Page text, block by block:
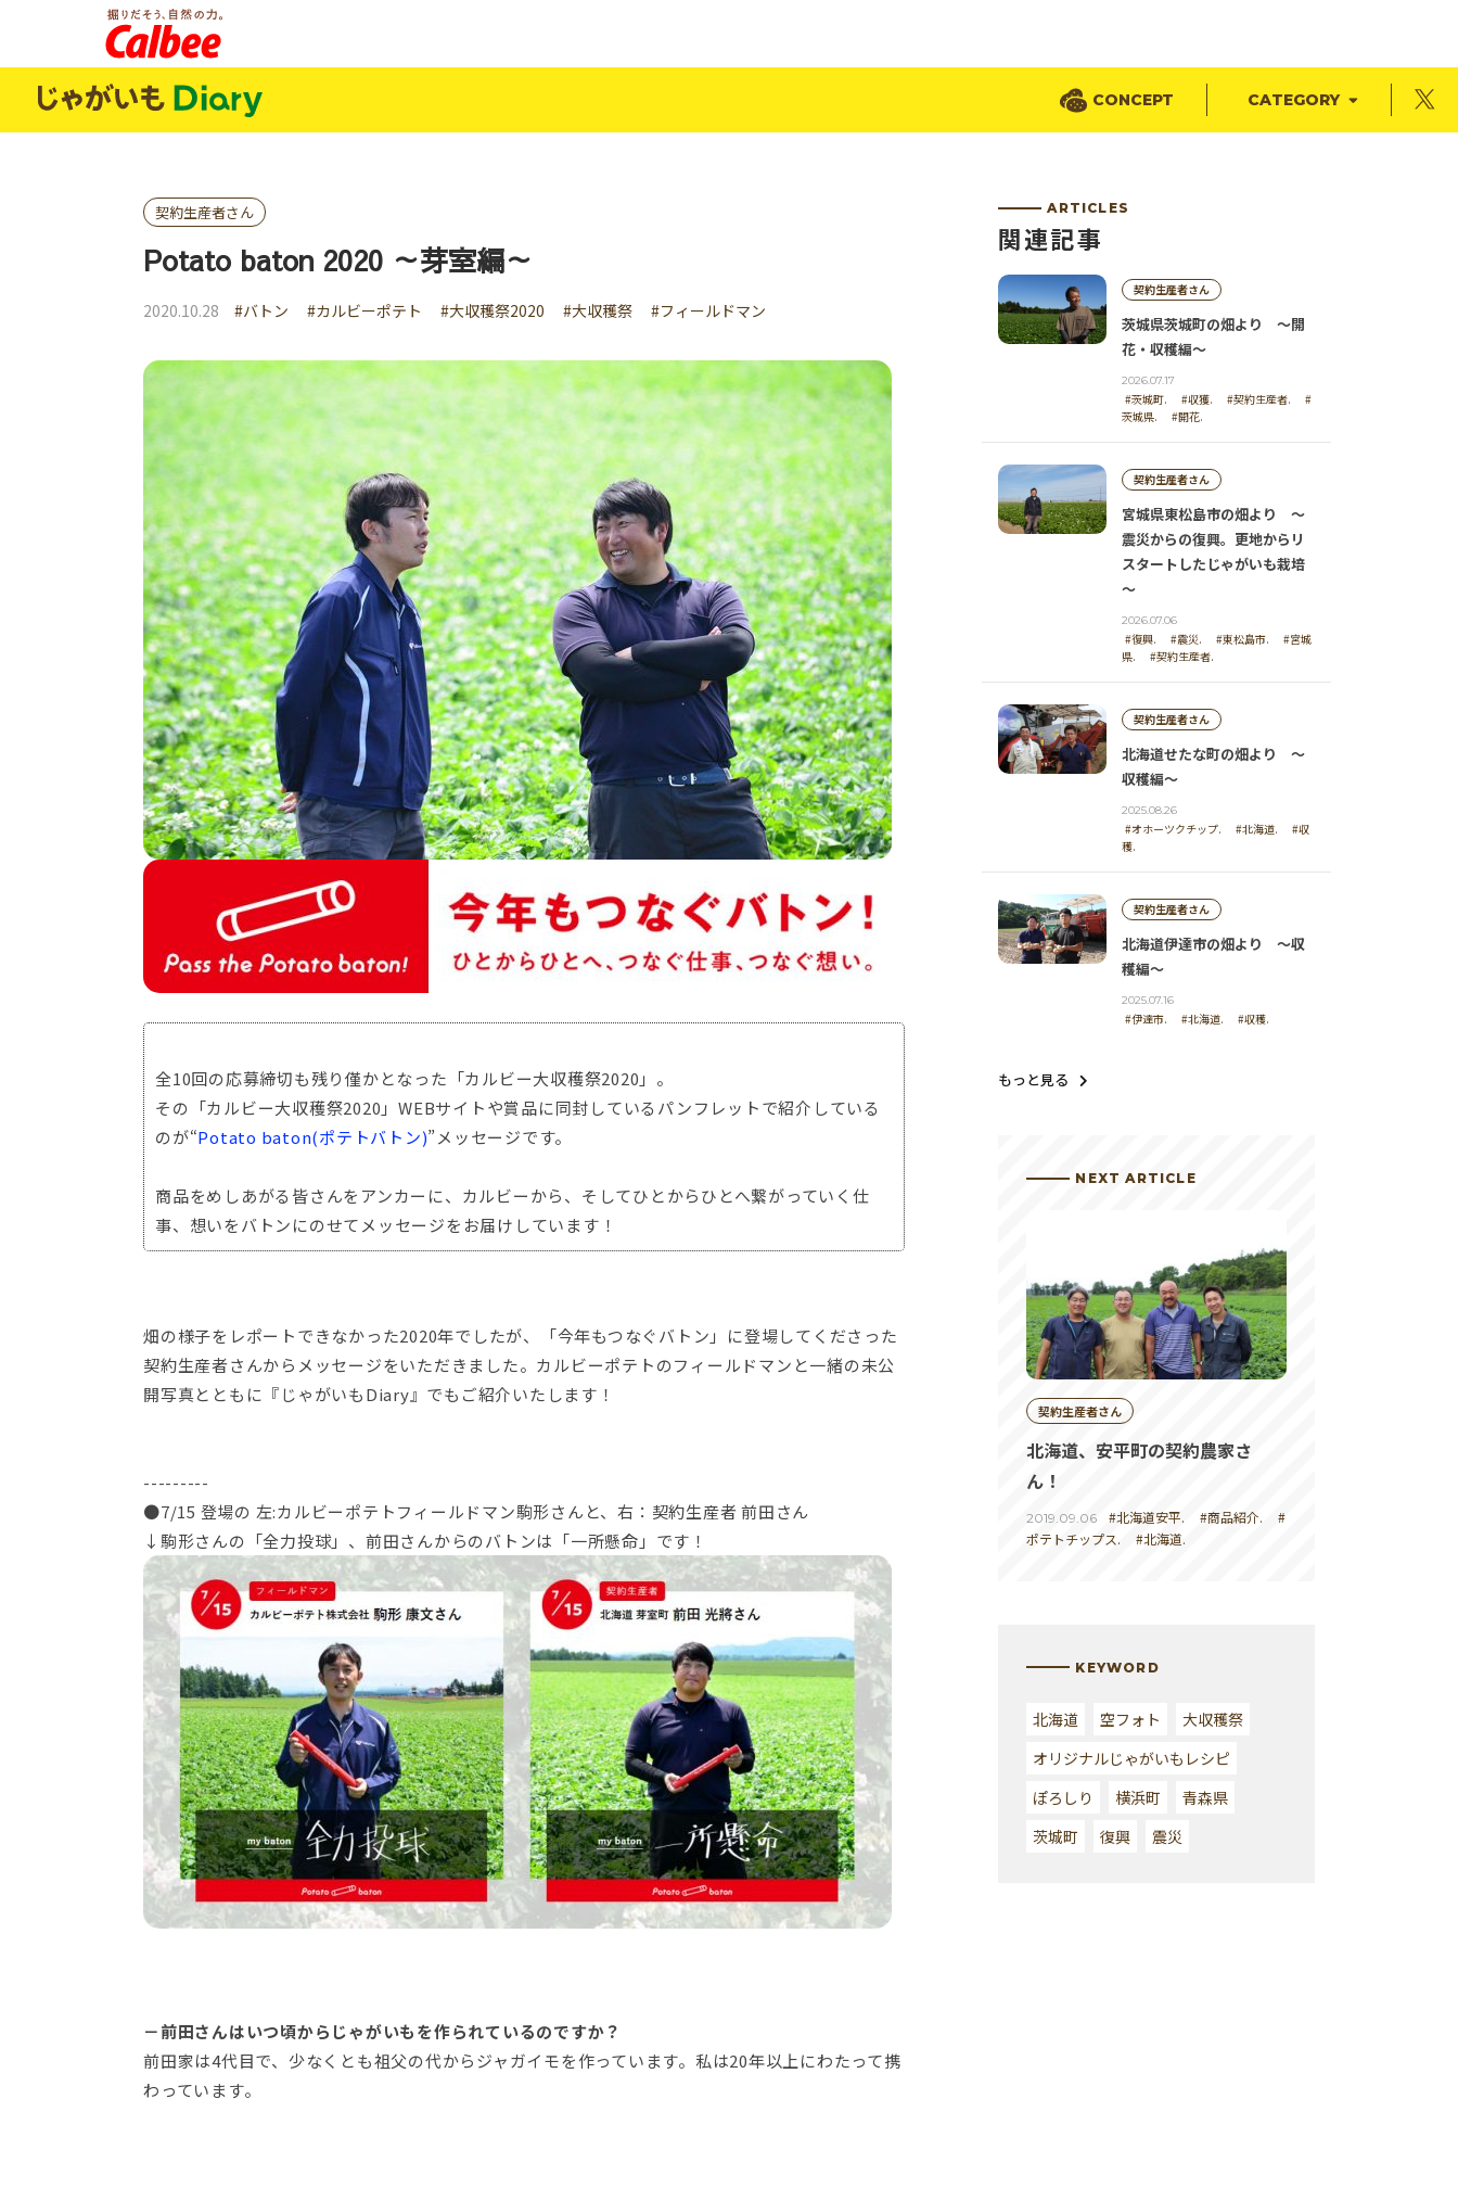
CONCEPT CATEGORY
契約生産者さん
Potato baton 2020 ～芽室編～
2020.10.28 #バトン #カルビーポテト #大収穫祭2020 #大収穫祭 #フィールドマン
全10回の応募締切も残り僅かとなった「カルビー大収穫祭2020」。
その「カルビー大収穫祭2020」WEBサイトや賞品に同封しているパンフレットで紹介している
のが“Potato baton(ポテトバトン)”メッセージです。
商品をめしあがる皆さんをアンカーに、カルビーから、そしてひとからひとへ繋がっていく仕
事、想いをバトンにのせてメッセージをお届けしています！
畑の様子をレポートできなかった2020年でしたが、「今年もつなぐバトン」に登場してくださった
契約生産者さんからメッセージをいただきました。カルビーポテトのフィールドマンと一緒の未公
開写真とともに『じゃがいもDiary』でもご紹介いたします！
---------
●7/15 登場の 左:カルビーポテトフィールドマン駒形さんと、右：契約生産者 前田さん
↓駒形さんの「全力投球」、前田さんからのバトンは「一所懸命」です！
－前田さんはいつ頃からじゃがいもを作られているのですか？
前田家は4代目で、少なくとも祖父の代からジャガイモを作っています。私は20年以上にわたって携
わっています。
ARTICLES
関連記事
契約生産者さん
茨城県茨城町の畑より ～開
花・収穫編～
2026.07.17
#茨城町. #収獲. #契約生産者.
#
茨城県.
#開花.
契約生産者さん
宮城県東松島市の畑より ～
震災からの復興。更地からリ
スタートしたじゃがいも栽培
～
2026.07.06
#復興. #震災. #東松島市.
#宮城
県.
#契約生産者.
契約生産者さん
北海道せたな町の畑より ～
収穫編～
2025.08.26
#オホーツクチップ. #北海道.
#収
穫.
契約生産者さん
北海道伊達市の畑より ～収
穫編～
2025.07.16
#伊達市. #北海道. #収穫.
もっと見る
NEXT ARTICLE
契約生産者さん
北海道、安平町の契約農家さ
ん！
2019.09.06 #北海道安平. #商品紹介.
#
ポテトチップス.
#北海道.
KEYWORD
北海道 空フォト
大収穫祭
オリジナルじゃがいもレシピ
ぽろしり
横浜町
青森県
茨城町
復興 震災